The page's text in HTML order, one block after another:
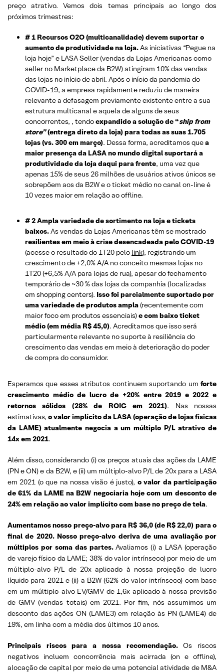
preço atrativo. Vemos dois temas principais ao longo dos
próximos trimestres:
# 1 Recursos O2O (multicanalidade) devem suportar o
aumento de produtividade na loja.As iniciativas “Pegue na
loja hoje” e LASA Seller (vendas da Lojas Americanas como
seller no Marketplace da B2W) atingiram 10% das vendas
das lojas no início de abril. Após o início da pandemia do
COVID-19, a empresa rapidamente reduziu de maneira
relevante a defasagem previamente existente entre a sua
estrutura multicanal e aquela de alguns de seus
concorrentes, , tendoexpandido a solução de “ship from
store”(entrega direto da loja) para todas as suas 1.705
lojas (vs. 300 em março). Dessa forma, acreditamos quea
maior presença da LASA no mundo digital suportará a
produtividade da loja daqui para frente, uma vez que
apenas 15% de seus 26 milhões de usuários ativos únicos se
sobrepõem aos da B2W e o ticket médio no canal on-line é
10 vezes maior em relação ao offline.
# 2 Ampla variedade de sortimento na loja e tickets
baixos.As vendas da Lojas Americanas têm se mostrado
resilientes em meio à crise desencadeada pelo COVID-19
(acesse o resultado do 1T20 pelo link), registrando um
crescimento de +2,0% A/A no conceito mesmas lojas no
1T20 (+6,5% A/A para lojas de rua), apesar do fechamento
temporário de ~30 % das lojas da companhia (localizadas
em shopping centers). Isso foi parcialmente suportado por
uma variedade de produtos ampla(recentemente com
maior foco em produtos essenciais)e com baixo ticket
médio (em média R$ 45,0). Acreditamos que isso será
particularmente relevante no suporte à resiliência do
crescimento das vendas em meio à deterioração do poder
de compra do consumidor.
Esperamos que esses atributos continuem suportando um forte
crescimento médio de lucro de +20% entre 2019 e 2022 e
retornos sólidos (28% de ROIC em 2021). Nas nossas
estimativas, o valor implícito da LASA (operação de lojas físicas
da LAME) atualmente negocia a um múltiplo P/L atrativo de
14x em 2021.
Além disso, considerando (i) os preços atuais das ações da LAME
(PN e ON) e da B2W, e (ii) um múltiplo-alvo P/L de 20x para a LASA
em 2021 (o que na nossa visão é justo), o valor da participação
de 61% da LAME na B2W negociaria hoje com um desconto de
24% em relação ao valor implícito com base no preço de tela.
Aumentamos nosso preço-alvo para R$ 36,0 (de R$ 22,0) para o
final de 2020. Nosso preço-alvo deriva de uma avaliação por
múltiplos por soma das partes.Avaliamos (i) a LASA (operação
de varejo físico da LAME; 38% do valor intrínseco) por meio de um
múltiplo-alvo P/L de 20x aplicado à nossa projeção de lucro
líquido para 2021 e (ii) a B2W (62% do valor intrínseco) com base
em um múltiplo-alvo EV/GMV de 1,6x aplicado à nossa previsão
de GMV (vendas totais) em 2021. Por fim, nós assumimos um
desconto das ações ON (LAME3) em relação às PN (LAME4) de
19%, em linha com a média dos últimos 10 anos.
Principais riscos para a nossa recomendação.Os riscos
negativos incluem concorrência mais acirrada (on e offline),
alocação de capital por meio de uma potencial atividade de M&A